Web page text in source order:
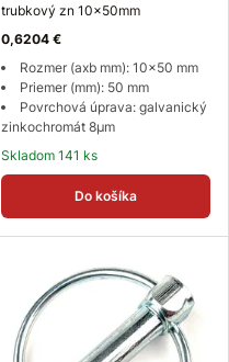
trubkový zn 10x50mm
0,6204 €
Rozmer (axb mm): 10x50 mm
Priemer (mm): 50 mm
Povrchová úprava: galvanický
zinkochromát 8µm
Skladom 141 ks
Do košíka